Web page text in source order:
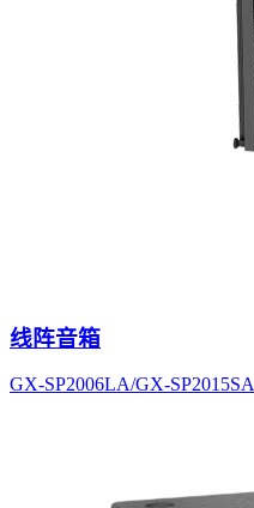
线阵音箱
GX-SP2006LA/GX-SP2015SA